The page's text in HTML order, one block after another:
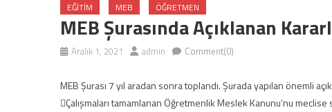
EĞITIM MEB ÖĞRETMEN
MEB Şurasında Açıklanan
Aralık 1, 2021 admin Comment(0)
MEB Şurası 7 yıl aradan sonra toplandı. Şurada yapılan önemli
Çalışmaları tamamlanan Öğretmenlik Meslek Kanunu’nu meclise